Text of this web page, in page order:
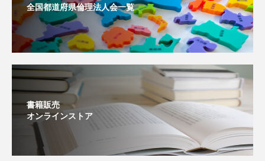
全国都道府県倫理法人会一覧
書籍販売
オンラインストア